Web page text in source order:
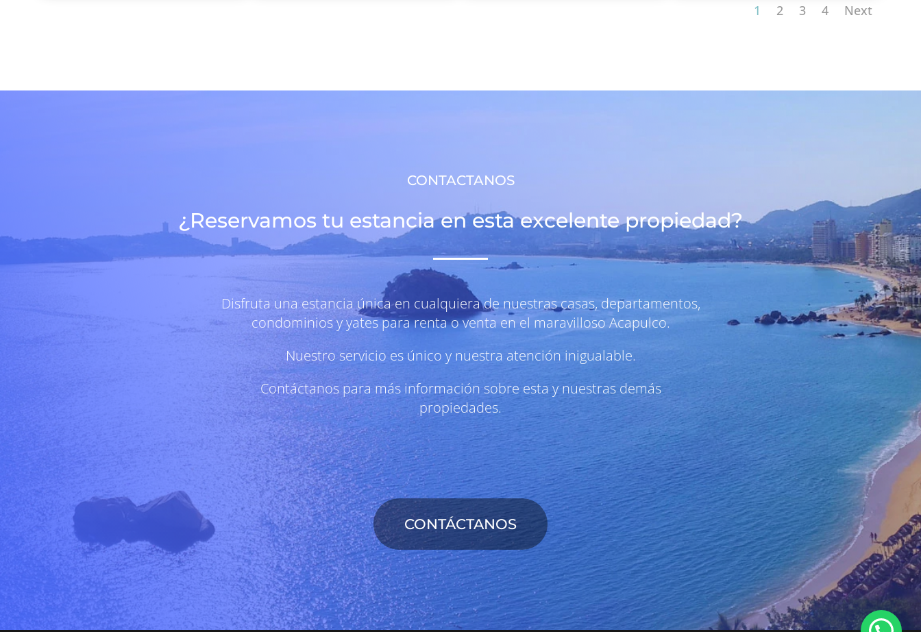
1 2 3 4 Next
CONTACTANOS
¿Reservamos tu estancia en esta excelente propiedad?
Disfruta una estancia única en cualquiera de nuestras casas, departamentos,
condominios y yates para renta o venta en el maravilloso Acapulco.
Nuestro servicio es único y nuestra atención inigualable.
Contáctanos para más información sobre esta y nuestras demás
propiedades.
CONTÁCTANOS